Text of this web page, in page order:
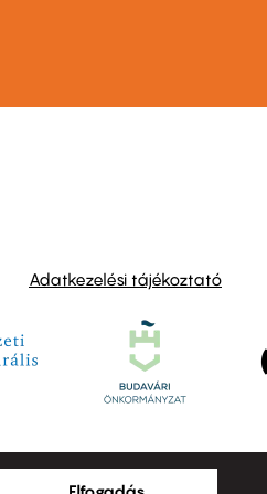
Adatkezelési tájékoztató